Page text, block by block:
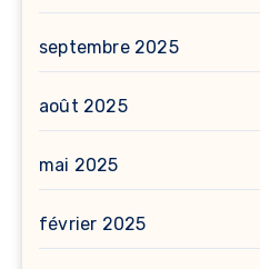
septembre 2025
août 2025
mai 2025
février 2025